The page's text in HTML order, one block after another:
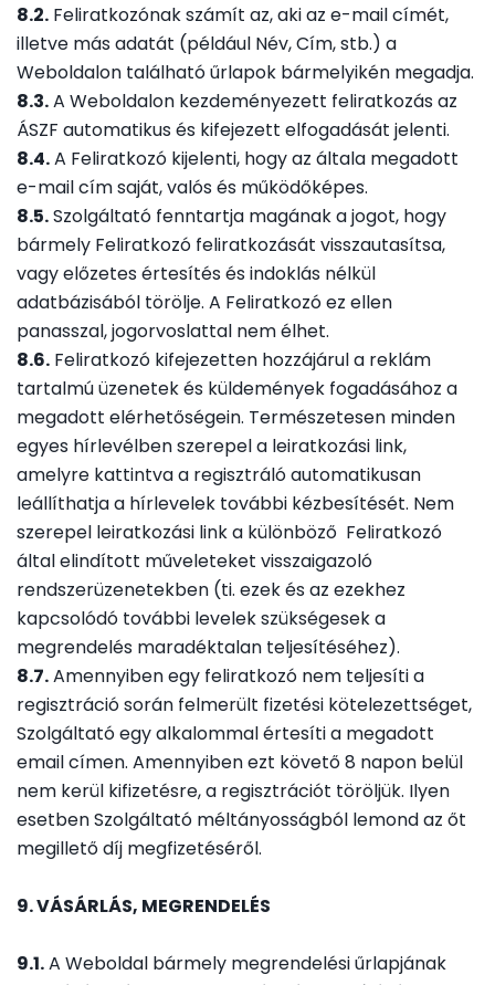
8.2. Feliratkozónak számít az, aki az e-mail címét,
illetve más adatát (például Név, Cím, stb.) a
Weboldalon található űrlapok bármelyikén megadja.
8.3.A Weboldalon kezdeményezett feliratkozás az
ÁSZF automatikus és kifejezett elfogadását jelenti.
8.4.A Feliratkozó kijelenti, hogy az általa megadott
e-mail cím saját, valós és működőképes.
8.5.Szolgáltató fenntartja magának a jogot, hogy
bármely Feliratkozó feliratkozását visszautasítsa,
vagy előzetes értesítés és indoklás nélkül
adatbázisából törölje. A Feliratkozó ez ellen
panasszal, jogorvoslattal nem élhet.
8.6. Feliratkozó kifejezetten hozzájárul a reklám
tartalmú üzenetek és küldemények fogadásához a
megadott elérhetőségein. Természetesen minden
egyes hírlevélben szerepel a leiratkozási link,
amelyre kattintva a regisztráló automatikusan
leállíthatja a hírlevelek további kézbesítését. Nem
szerepel leiratkozási link a különböző Feliratkozó
által elindított műveleteket visszaigazoló
rendszerüzenetekben (ti. ezek és az ezekhez
kapcsolódó további levelek szükségesek a
megrendelés maradéktalan teljesítéséhez).
8.7.Amennyiben egy feliratkozó nem teljesíti a
regisztráció során felmerült fizetési kötelezettséget,
Szolgáltató egy alkalommal értesíti a megadott
email címen. Amennyiben ezt követő 8 napon belül
nem kerül kifizetésre, a regisztrációt töröljük. Ilyen
esetben Szolgáltató méltányosságból lemond az őt
megillető díj megfizetéséről.
9. VÁSÁRLÁS, MEGRENDELÉS
9.1.A Weboldal bármely megrendelési űrlapjának